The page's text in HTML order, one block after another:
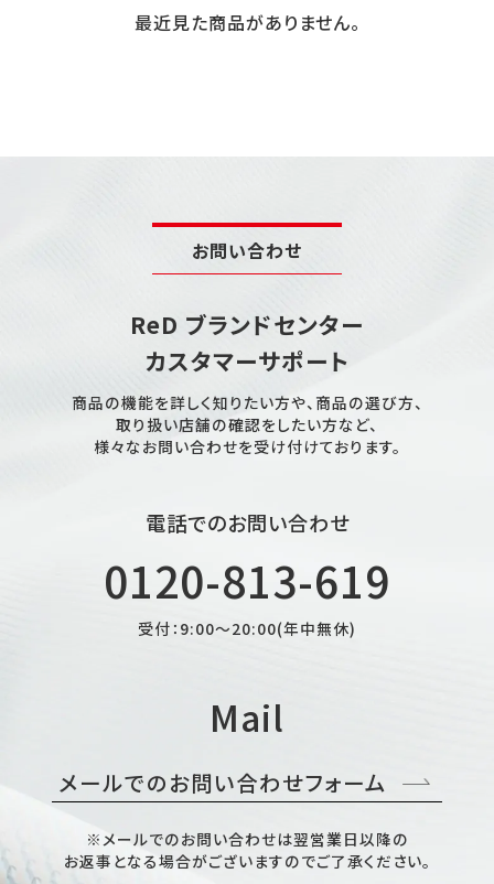
最近見た商品がありません。
お問い合わせ
ReD ブランドセンター
カスタマーサポート
商品の機能を詳しく知りたい方や、商品の選び方、
取り扱い店舗の確認をしたい方など、
様々なお問い合わせを受け付けております。
電話でのお問い合わせ
0120-813-619
受付：9:00～20:00(年中無休)
Mail
メールでのお問い合わせフォーム
※メールでのお問い合わせは翌営業日以降の
お返事となる場合がございますのでご了承ください。